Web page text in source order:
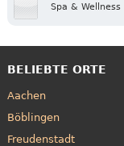
Spa & Wellness
BELIEBTE ORTE
Aachen
Böblingen
Freudenstadt